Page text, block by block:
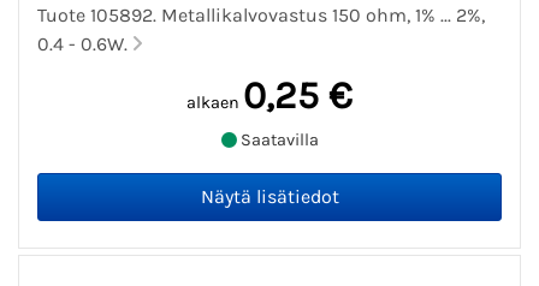
Tuote 105892. Metallikalvovastus 150 ohm, 1% ... 2%,
0.4 - 0.6W.
alkaen 0,25 €
Saatavilla